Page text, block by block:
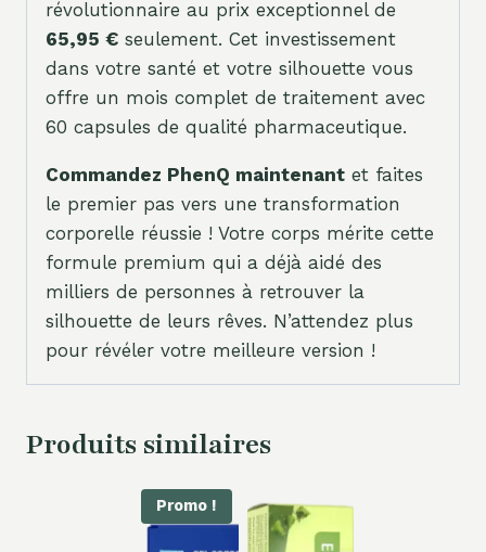
révolutionnaire au prix exceptionnel de
65,95 € seulement. Cet investissement
dans votre santé et votre silhouette vous
offre un mois complet de traitement avec
60 capsules de qualité pharmaceutique.
Commandez PhenQ maintenant et faites
le premier pas vers une transformation
corporelle réussie ! Votre corps mérite cette
formule premium qui a déjà aidé des
milliers de personnes à retrouver la
silhouette de leurs rêves. N’attendez plus
pour révéler votre meilleure version !
Produits similaires
Promo !